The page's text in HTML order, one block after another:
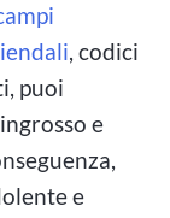
, codici
puoi
e
e